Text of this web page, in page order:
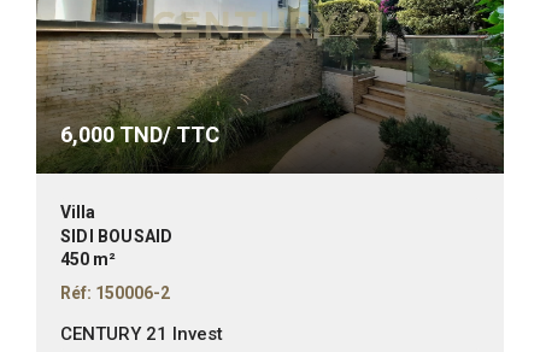
6,000TND/ TTC
Villa
SIDI BOUSAID
450 m²
Réf: 150006-2
CENTURY 21 Invest